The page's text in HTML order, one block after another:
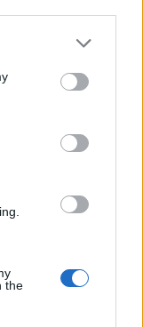
the
νέα
κόσμο στο